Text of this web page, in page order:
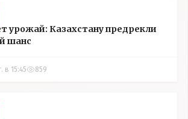
урожай: Казахстану предрекли
шанс
в 15:45 859